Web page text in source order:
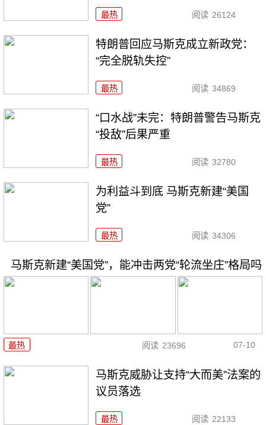
最热 阅读 26124
特朗普回应马斯克成立新政党：
“完全脱轨失控”
最热 阅读 34869
“口水战”未完：特朗普警告马斯克
“投敌”后果严重
最热 阅读 32780
为利益斗到底 马斯克新建“美国
党”
最热 阅读 34306
马斯克新建“美国党”，能冲击两党“轮流坐庄”格局吗
最热 阅读 23696 07-10
马斯克威胁让支持“大而美”法案的
议员落选
最热 阅读 22133